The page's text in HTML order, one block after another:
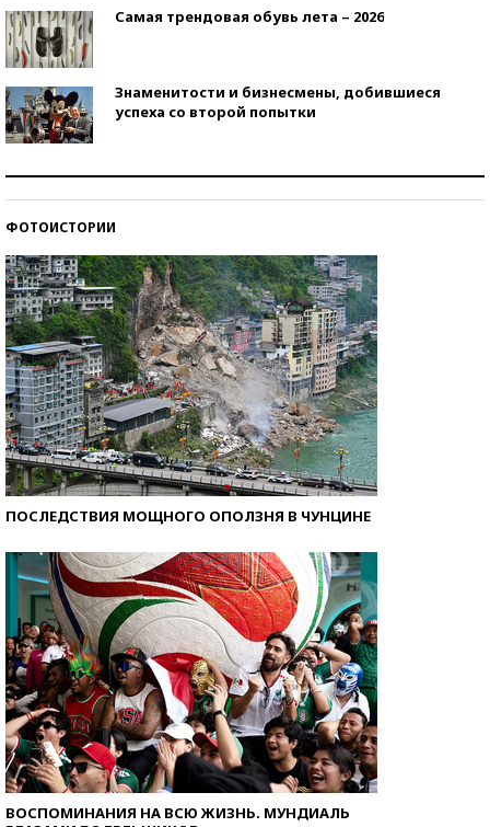
Самая трендовая обувь лета – 2026
Знаменитости и бизнесмены, добившиеся
успеха со второй попытки
ФОТОИСТОРИИ
ПОСЛЕДСТВИЯ МОЩНОГО ОПОЛЗНЯ В ЧУНЦИНЕ
ВОСПОМИНАНИЯ НА ВСЮ ЖИЗНЬ. МУНДИАЛЬ